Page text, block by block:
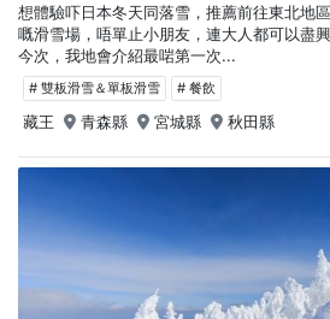
想體驗吓日本冬天同落雪，推薦前往東北地
嘅滑雪場，唔單止小朋友，連大人都可以盡
今次，我地會介紹最啱第一次...
# 雙板滑雪＆單板滑雪 # 餐飲
藏王 青森縣 宮城縣 秋田縣